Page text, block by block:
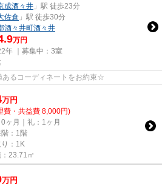
成酒々井 」駅 徒歩23分
佐倉 」駅 徒歩30分
酒々井町酒々井
万円
年 ｜募集中： 3室
るコーディネートをお約束☆
万円
費・共益費 8,000円)
0ヶ月｜礼：1ヶ月
階：1階
：1K
23.71㎡
万円